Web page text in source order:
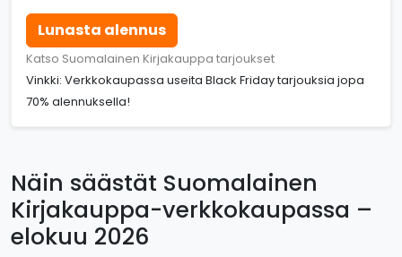
Lunasta alennus
Katso Suomalainen Kirjakauppa tarjoukset
Vinkki: Verkkokaupassa useita Black Friday tarjouksia jopa
70% alennuksella!
Näin säästät Suomalainen
Kirjakauppa-verkkokaupassa –
elokuu 2026